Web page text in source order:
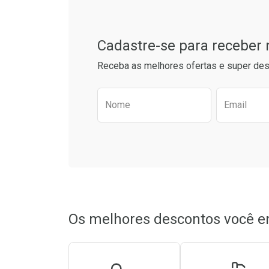
Ativar Desconto
Cadastre-se para receber
Receba as melhores ofertas e super
Preencha o formulário
Nome Email
Os melhores descontos você